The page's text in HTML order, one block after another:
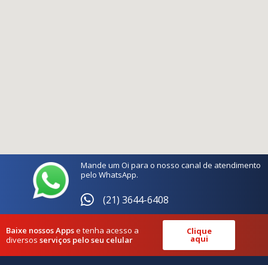
Mande um Oi para o nosso canal de atendimento
pelo WhatsApp.
(21) 3644-6408
Baixe nossos Appse tenha acesso a
diversos serviços pelo seu celular
Clique
aqui